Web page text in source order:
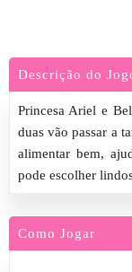
Descrição do
Princesa Ariel e
duas vão passar a
alimentar bem,
pode escolher
Como Jogar